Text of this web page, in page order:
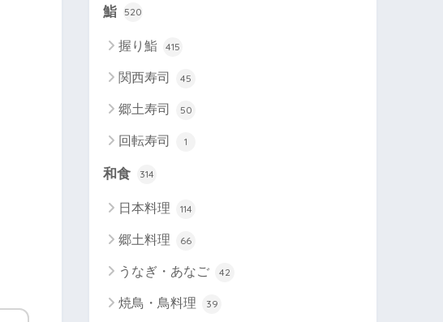
鮨 520
握り鮨 415
関西寿司 45
郷土寿司 50
回転寿司 1
和食 314
日本料理 114
郷土料理 66
うなぎ・あなご 42
焼鳥・鳥料理 39